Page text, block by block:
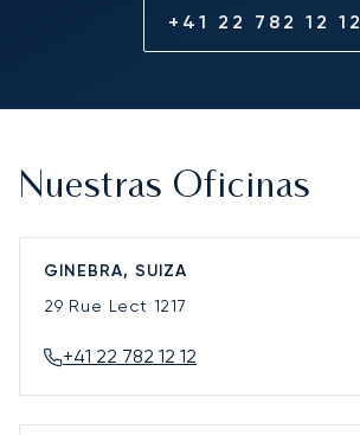
+41 22 782 12 12
Nuestras Oficinas
GINEBRA, SUIZA
29 Rue Lect 1217
+41 22 782 12 12